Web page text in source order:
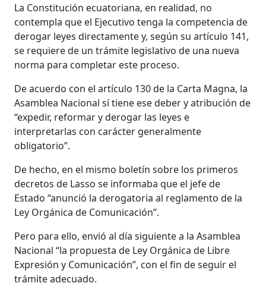
La Constitución ecuatoriana, en realidad, no
contempla que el Ejecutivo tenga la competencia de
derogar leyes directamente y, según su artículo 141,
se requiere de un trámite legislativo de una nueva
norma para completar este proceso.
De acuerdo con el artículo 130 de la Carta Magna, la
Asamblea Nacional sí tiene ese deber y atribución de
“expedir, reformar y derogar las leyes e
interpretarlas con carácter generalmente
obligatorio”.
De hecho, en el mismo boletín sobre los primeros
decretos de Lasso se informaba que el jefe de
Estado “anunció la derogatoria al reglamento de la
Ley Orgánica de Comunicación”.
Pero para ello, envió al día siguiente a la Asamblea
Nacional “la propuesta de Ley Orgánica de Libre
Expresión y Comunicación”, con el fin de seguir el
trámite adecuado.